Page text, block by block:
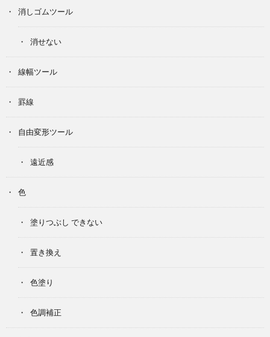
消しゴムツール
消せない
線幅ツール
罫線
自由変形ツール
遠近感
色
塗りつぶし できない
置き換え
色塗り
色調補正